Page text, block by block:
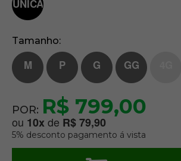
Tamanho
M P G GG
POR: R$ 799,00
ou 10xde R$ 79,90
5% desconto pagamento á vista